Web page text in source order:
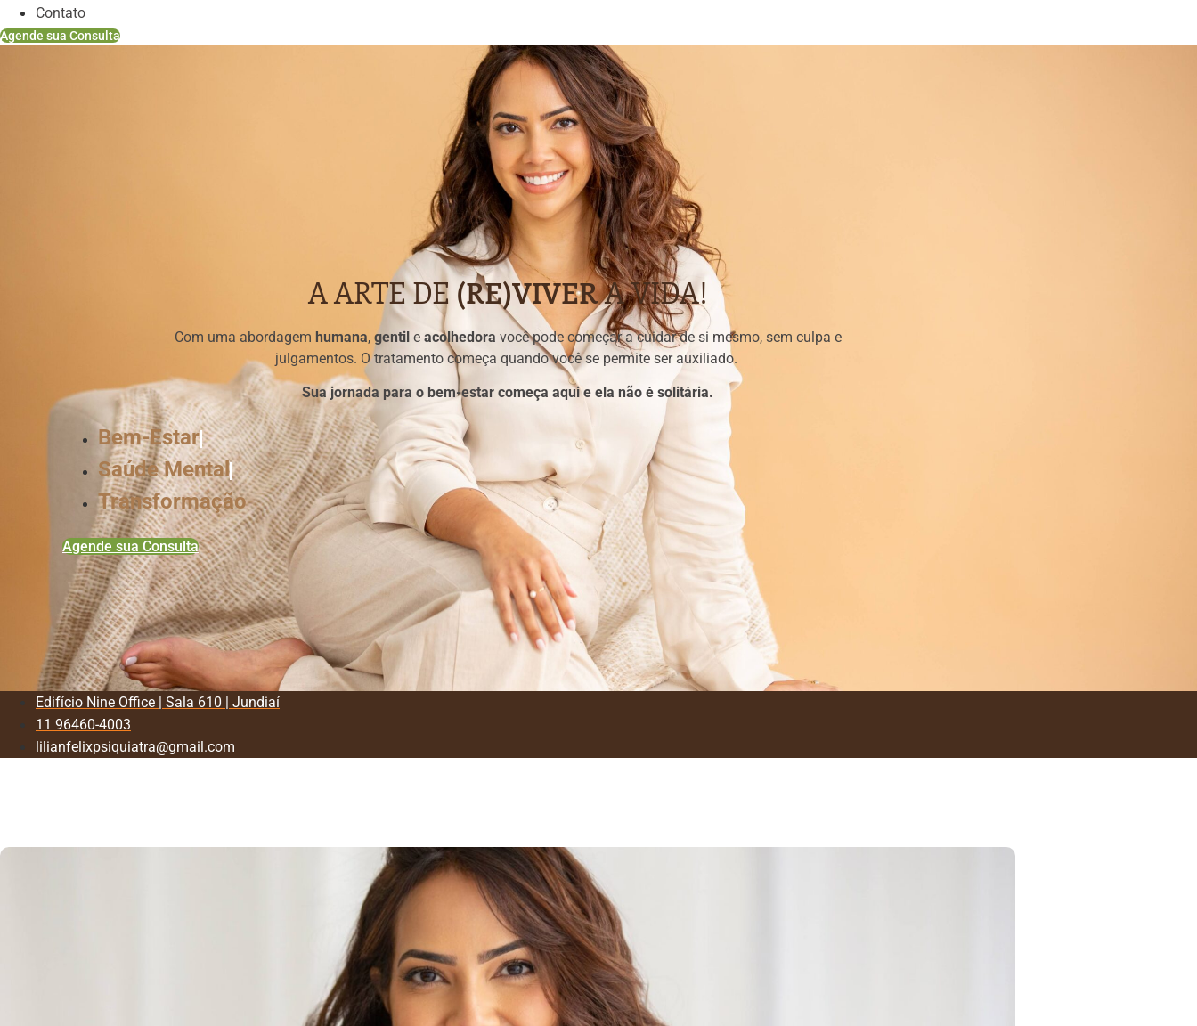
Contato
Agende sua Consulta
A ARTE DE (RE)VIVERA VIDA!
Com uma abordagem humana, gentil e acolhedora você pode começar a cuidar de si mesmo, sem culpa e
julgamentos. O tratamento começa quando você se permite ser auxiliado.
Sua jornada para o bem-estar começa aqui e ela não é solitária.
Bem-Estar
Saúde Mental
Transformação
Agende sua Consulta
Edifício Nine Office | Sala 610 | Jundiaí
11 96460-4003
lilianfelixpsiquiatra@gmail.com